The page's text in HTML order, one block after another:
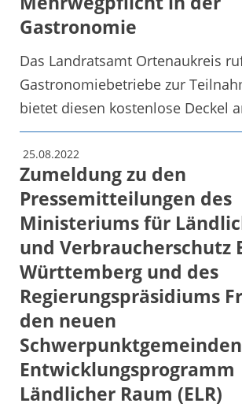
Gastronomie
Das Landratsamt Ortenaukreis
Gastronomiebetriebe zur
bietet diesen kostenlose Deckel
25.08.2022
Zumeldung zu den
Pressemitteilungen des
Ministeriums für
und Verbraucherschutz
Württemberg und des
Regierungspräsidiums
den neuen
Entwicklungsprogramm
Ländlicher Raum (ELR)